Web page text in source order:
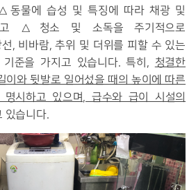
동물에 습성 및 특징에 따라 채광 및
고 △청소 및 소독을 주기적으로
, 비바람, 추위 및 더위를 피할 수 있는
준을 가지고 있습니다. 특히, 청결한
이와 뒷발로 일어섰을 때의 높이에 따른
시하고 있으며, 급수와 급이 시설의
있습니다.